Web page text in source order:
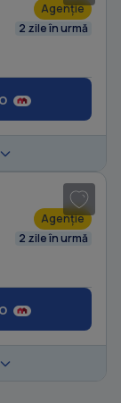
Agenție
2 zile în urmă
Agenție
2 zile în urmă